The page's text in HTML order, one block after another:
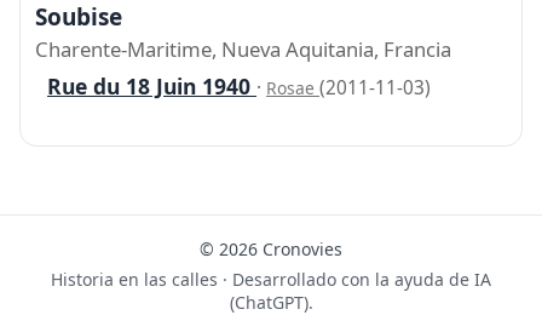
Soubise
Charente-Maritime, Nueva Aquitania, Francia
Rue du 18 Juin 1940 · Rosae (2011-11-03)
© 2026 Cronovies
Historia en las calles · Desarrollado con la ayuda de IA
(ChatGPT).